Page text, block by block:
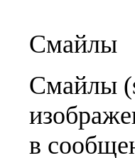
Смайлы
Смайлы
в